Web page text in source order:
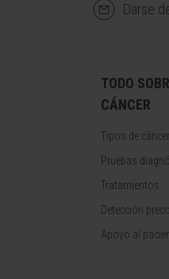
Darse
TODO
CÁNCER
Tipos de cáncer
Pruebas
Tratamientos
Detección
Apoyo al